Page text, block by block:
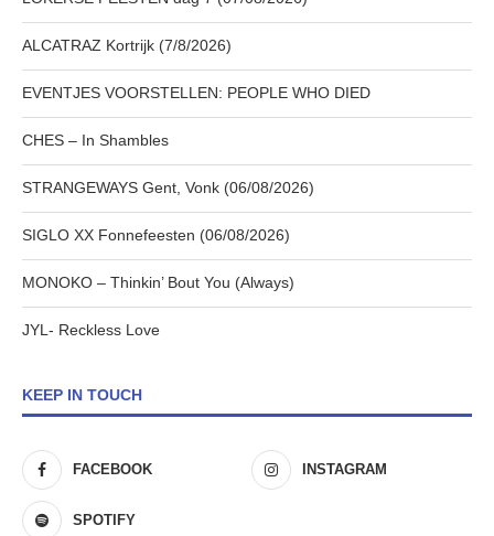
ALCATRAZ Kortrijk (7/8/2026)
EVENTJES VOORSTELLEN: PEOPLE WHO DIED
CHES – In Shambles
STRANGEWAYS Gent, Vonk (06/08/2026)
SIGLO XX Fonnefeesten (06/08/2026)
MONOKO – Thinkin’ Bout You (Always)
JYL- Reckless Love
KEEP IN TOUCH
FACEBOOK INSTAGRAM
SPOTIFY